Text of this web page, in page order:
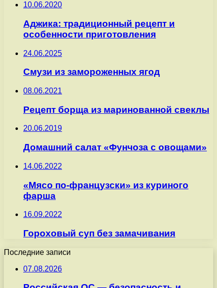
10.06.2020
Аджика: традиционный рецепт и
особенности приготовления
24.06.2025
Смузи из замороженных ягод
08.06.2021
Рецепт борща из маринованной свеклы
20.06.2019
Домашний салат «Фунчоза с овощами»
14.06.2022
«Мясо по-французски» из куриного
фарша
16.09.2022
Гороховый суп без замачивания
Последние записи
07.08.2026